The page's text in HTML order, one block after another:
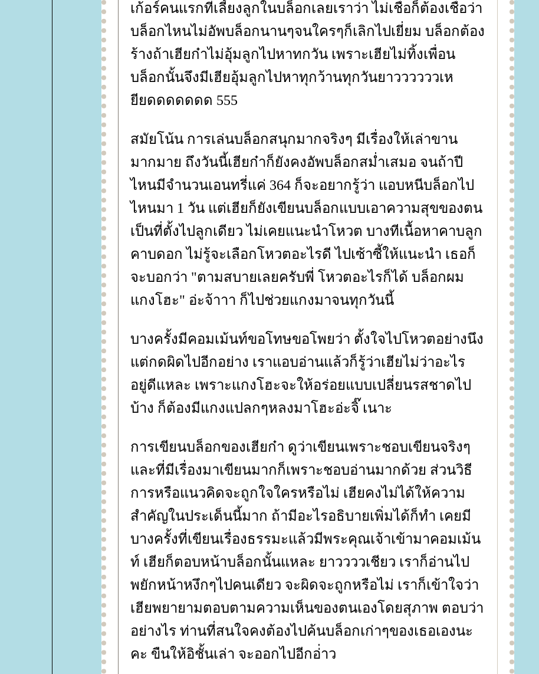
เก้อร์คนแรกที่เลี้ยงลูกในบล็อกเลยเราว่า ไม่เชื่อก็ต้องเชื่อว่า
บล็อกไหนไม่อัพบล็อกนานๆจนใครๆก็เลิกไปเยี่ยม บล็อกต้อง
ร้างถ้าเฮียก๋าไม่อุ้มลูกไปหาทกวัน เพราะเฮียไม่ทิ้งเพื่อน
บล็อกนั้นจึงมีเฮียอุ้มลูกไปหาทุกว้านทุกวันยาววววววเห
ียดดดดดดด 555
สมัยโน้น การเล่นบล็อกสนุกมากจริงๆ มีเรื่องให้เล่าขาน
มากมาย ถึงวันนี้เฮียก๋าก็ยังคงอัพบล็อกสม่ำเสมอ จนถ้าปี
ไหนมีจำนวนเอนทรี่แค่ 364 ก็จะอยากรู้ว่า แอบหนีบล็อกไป
ไหนมา 1 วัน แต่เฮียก็ยังเขียนบล็อกแบบเอาความสุขของตน
เป็นที่ตั้งไปลูกเดียว ไม่เคยแนะนำโหวต บางทีเนื้อหาคาบลูก
คาบดอก ไม่รู้จะเลือกโหวตอะไรดี ไปเซ้าซี้ให้แนะนำ เธอก็
จะบอกว่า "ตามสบายเลยครับพี่ โหวตอะไรก็ได้ บล็อกผม
กงโฮะ" อ่ะจ้าาา ก็ไปช่วยแกงมาจนทุกวันนี้
บางครั้งมีคอมเม้นท์ขอโทษขอโพยว่า ตั้งใจไปโหวตอย่างนึง
ต่กดผิดไปอีกอย่าง เราแอบอ่านแล้วก็รู้ว่าเฮียไม่ว่าอะไร
อยู่ดีแหละ เพราะแกงโฮะจะให้อร่อยแบบเปลี่ยนรสชาดไป
บ้าง ก็ต้องมีแกงแปลกๆหลงมาโฮะอ่ะจิ๊ เนาะ
การเขียนบล็อกของเฮียก๋า ดูว่าเขียนเพราะชอบเขียนจริงๆ
ละที่มีเรื่องมาเขียนมากก็เพราะชอบอ่านมากด้วย ส่วนวิธี
การหรือแนวคิดจะถูกใจใครหรือไม่ เฮียคงไม่ได้ให้ความ
สำคัญในประเด็นนี้มาก ถ้ามีอะไรอธิบายเพิ่มได้ก็ทำ เคยมี
บางครั้งที่เขียนเรื่องธรรมะแล้วมีพระคุณเจ้าเข้ามาคอมเม้น
ท์ เฮียก็ตอบหน้าบล็อกนั้นแหละ ยาววววเชียว เราก็อ่านไป
พยักหน้าหงึกๆไปคนเดียว จะผิดจะถูกหรือไม่ เราก็เข้าใจว่า
เฮียพยายามตอบตามความเห็นของตนเองโดยสุภาพ ตอบว่า
อย่างไร ท่านที่สนใจคงต้องไปค้นบล็อกเก่าๆของเธอเองนะ
คะ ขืนให้อิชั้นเล่า จะออกไปอีกอ่่าว